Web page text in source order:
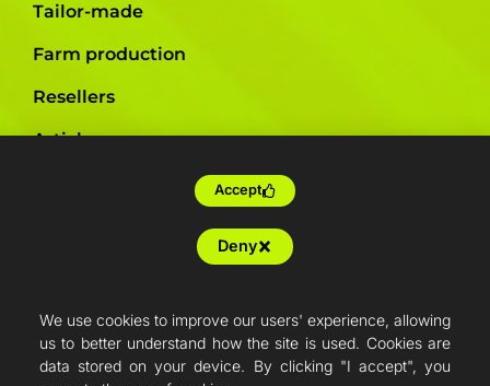
Tailor-made
Farm production
Resellers
Articles
Support
We use cookies to improve our users' experience, allowing
us to better understand how the site is used. Cookies are
data stored on your device. By clicking "I accept", you
Accept
Deny